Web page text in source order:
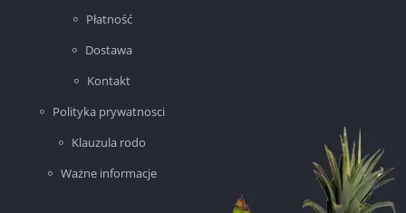
Płatność
Dostawa
Kontakt
Polityka prywatnosci
Klauzula rodo
Ważne informacje